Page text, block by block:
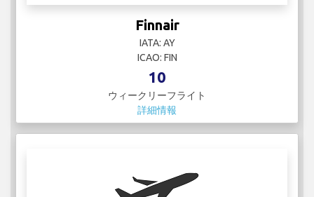
Finnair
IATA: AY
ICAO: FIN
10
ウィークリーフライト
詳細情報